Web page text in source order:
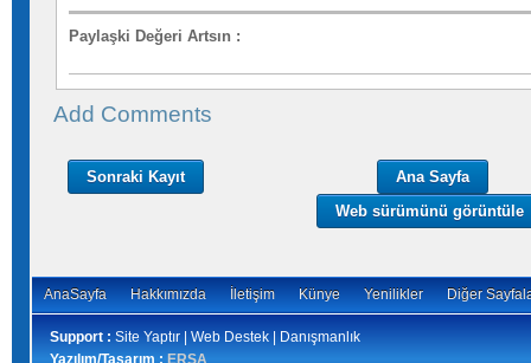
Paylaşki Değeri Artsın :
Add Comments
Sonraki Kayıt
Ana Sayfa
Web sürümünü görüntüle
AnaSayfa Hakkımızda İletişim Künye Yenilikler Diğer
Support : Site Yaptır | Web Destek | Danışmanlık
Yazılım/Tasarım : ERSA